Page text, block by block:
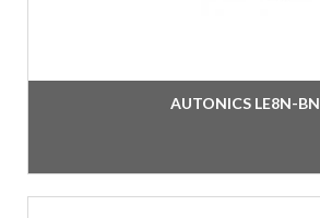
AUTONICS LE8N-BN